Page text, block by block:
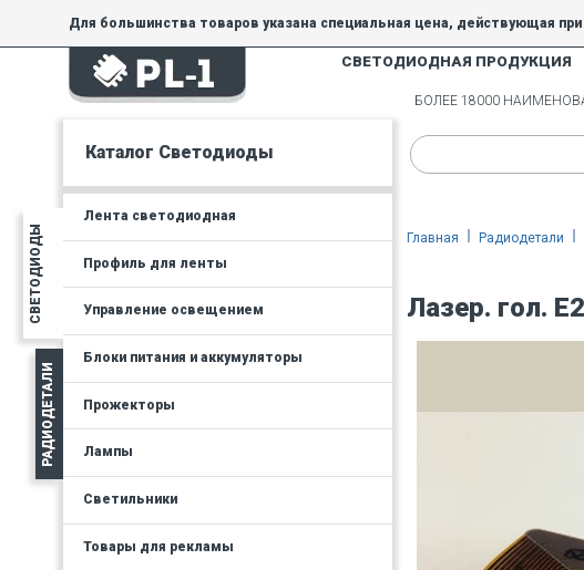
Для большинства товаров указана специальная цена, действующая
товара.
На товары, купленные по специальной цене, общие скидки 5% и 10% не
СВЕТОДИОДНАЯ ПРОДУКЦИЯ
СВЕТОДИОДЫ
РАДИОДЕТАЛИ
Каталог Светодиоды
Лента светодиодная
Профиль для ленты
Управление освещением
Блоки питания и аккумуляторы
Прожекторы
Лампы
Светильники
Товары для рекламы
БОЛЕЕ 18000
Главная Радиодетали
Лазер. гол.